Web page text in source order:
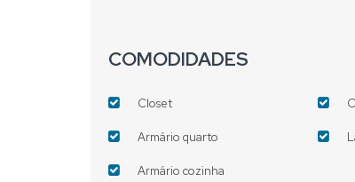
COMODIDADES
Closet
Armário quarto
Armário cozinha